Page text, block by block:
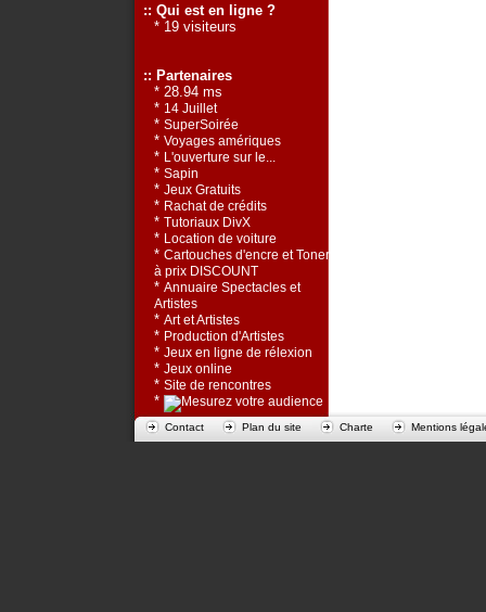
:: Qui est en ligne ?
* 19 visiteurs
:: Partenaires
* 28.94 ms
* 14 Juillet
* SuperSoirée
* Voyages amériques
* L'ouverture sur le...
* Sapin
* Jeux Gratuits
* Rachat de crédits
* Tutoriaux DivX
* Location de voiture
* Cartouches d'encre et Toners
à prix DISCOUNT
* Annuaire Spectacles et
Artistes
* Art et Artistes
* Production d'Artistes
* Jeux en ligne de rélexion
* Jeux online
* Site de rencontres
*
Contact Plan du site Charte Mentions